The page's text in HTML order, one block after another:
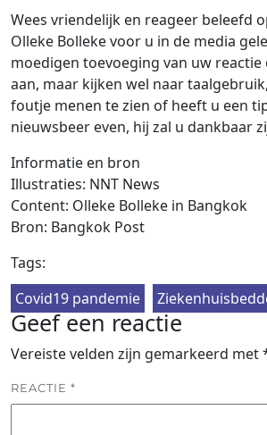
Wees vriendelijk en reageer beleefd
Olleke Bolleke voor u in de media
moedigen toevoeging van uw
aan, maar kijken wel naar
foutje menen te zien of heeft u een
nieuwsbeer even, hij zal u dankbaar
Informatie en bron
Illustraties: NNT News
Content: Olleke Bolleke in Bangkok
Bron: Bangkok Post
Tags:
Covid19 pandemie
Geef een reactie
Vereiste velden zijn gemarkeerd met
REACTIE *